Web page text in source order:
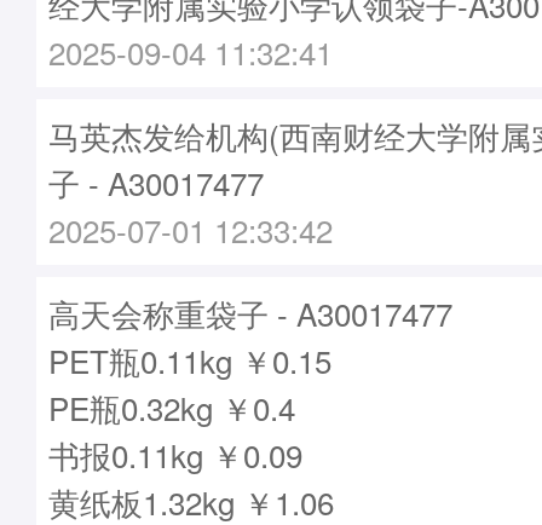
2025-09-04 11:32:41
马英杰发给机构(西南财经大学附
子 - A30017477
2025-07-01 12:33:42
高天会称重袋子 - A30017477
PET瓶0.11kg ￥0.15
PE瓶0.32kg ￥0.4
书报0.11kg ￥0.09
黄纸板1.32kg ￥1.06